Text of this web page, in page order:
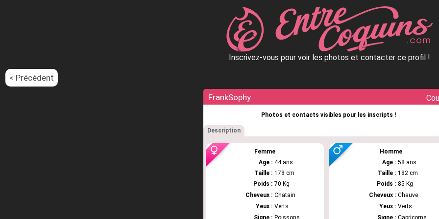
Inscrivez-vous pour voir les photos et contacter ce profil !
< Précédent
FrankSophy
Photos et contacts visibles pour les inscripts !
Description
Femme
Age : 44 ans
Taille : 178 cm
Poids : 70 Kg
Cheveux : Chatain
Yeux : Verts
Signe : Poissons
Homme
Age : 58 ans
Taille : 182 cm
Poids : 85 Kg
Cheveux : Chauve
Yeux : Verts
Signe : Capricorne